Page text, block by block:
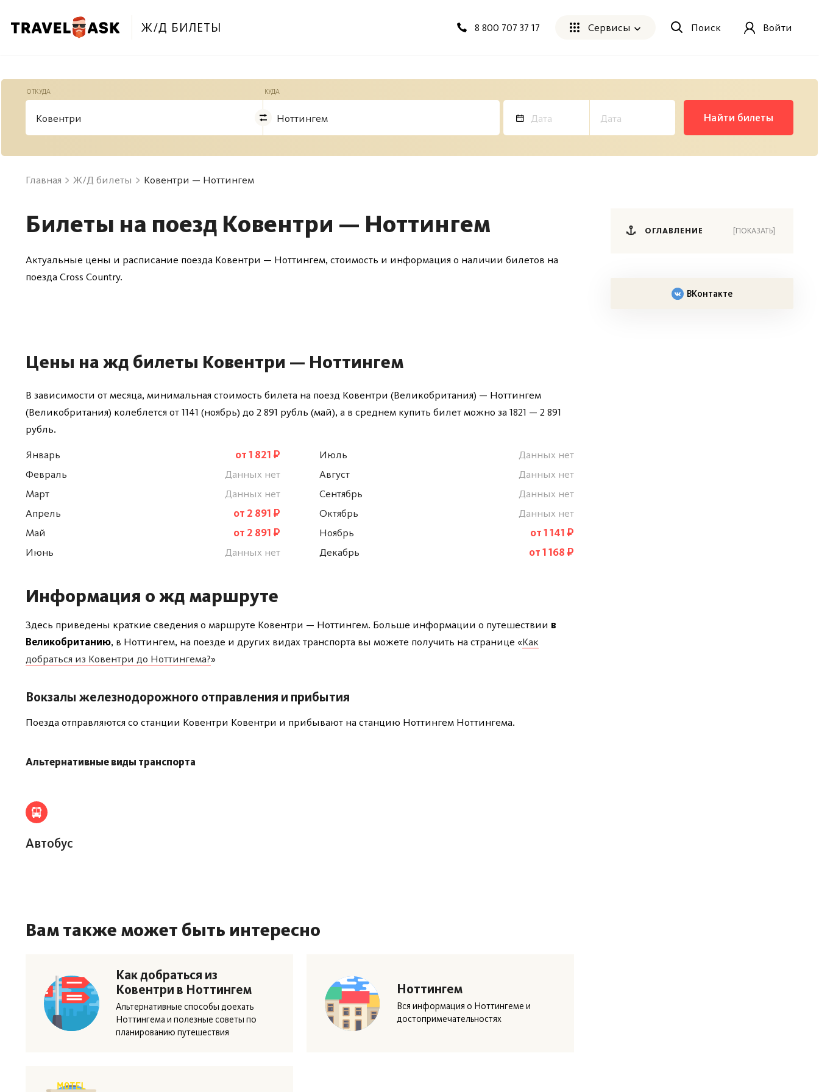
ОТКУДА КУДА
Найти билеты
Главная Ж/Д билеты Ковентри — Ноттингем
Билеты на поезд Ковентри — Ноттингем
Актуальные цены и расписание поезда Ковентри — Ноттингем, стоимость и информация о наличии билетов на
поезда Cross Country.
Цены на жд билеты Ковентри — Ноттингем
В зависимости от месяца, минимальная стоимость билета на поезд Ковентри (Великобритания) — Ноттингем
(Великобритания) колеблется от 1141 (ноябрь) до 2 891 рубль (май), а в среднем купить билет можно за 1821 — 2 891
рубль.
Январь
от 1 821 ₽
Февраль
Данных нет
Март
Данных нет
Апрель
от 2 891 ₽
Май
от 2 891 ₽
Июнь
Данных нет
Июль
Данных нет
Август
Данных нет
Сентябрь
Данных нет
Октябрь
Данных нет
Ноябрь
от 1 141 ₽
Декабрь
от 1 168 ₽
Информация о жд маршруте
Здесь приведены краткие сведения о маршруте Ковентри — Ноттингем. Больше информации о путешествии в
Великобританию, в Ноттингем, на поезде и других видах транспорта вы можете получить на странице «Как
добраться из Ковентри до Ноттингема?»
Вокзалы железнодорожного отправления и прибытия
Поезда отправляются со станции Ковентри Ковентри и прибывают на станцию Ноттингем Ноттингема.
Альтернативные виды транспорта
Автобус
Вам также может быть интересно
Как добраться из
Ковентри в Ноттингем
Альтернативные способы доехать
Ноттингема и полезные советы по
планированию путешествия
Ноттингем
Вся информация о Ноттингеме и
достопримечательностях
ОГЛАВЛЕНИЕ [ПОКАЗАТЬ]
ВКонтакте
Ж/Д БИЛЕТЫ 8 800 707 37 17 Сервисы Поиск Войти